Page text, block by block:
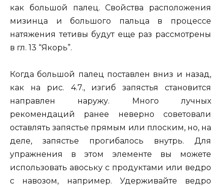
как большой палец. Свойства расположения
мизинца и большого пальца в процессе
натяжения тетивы будут еще раз рассмотрены
в гл. 13 “Якорь”.
Когда большой палец поставлен вниз и назад,
как на рис. 4.7., изгиб запястья становится
направлен наружу. Много лучных
рекомендаций ранее неверно советовали
оставлять запястье прямым или плоским, но, на
деле, запястье прогибалось внутрь. Для
упражнения в этом элементе вы можете
использовать авоську с продуктами или ведро
с навозом, например. Удерживайте ведро